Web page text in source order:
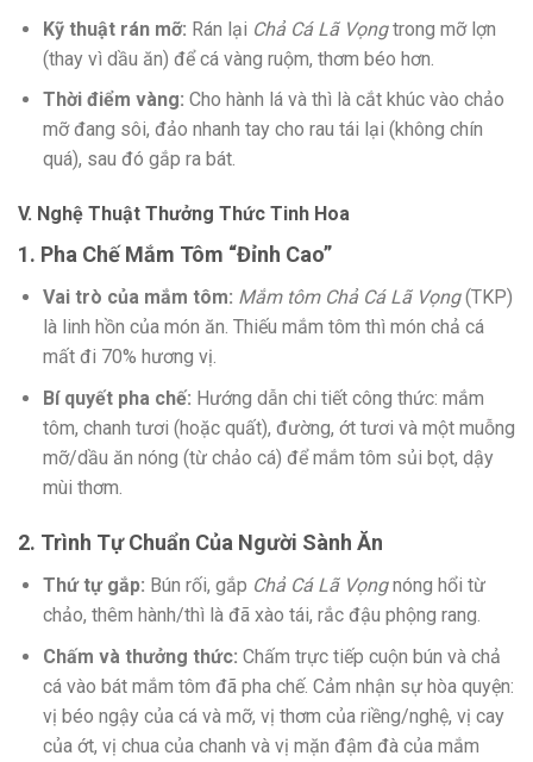
Kỹ thuật rán mỡ: Rán lại Chả Cá Lã Vọngtrong mỡ lợn
(thay vì dầu ăn) để cá vàng ruộm, thơm béo hơn.
Thời điểm vàng: Cho hành lá và thì là cắt khúc vào chảo
mỡ đang sôi, đảo nhanh tay cho rau tái lại (không chín
quá), sau đó gắp ra bát.
V. Nghệ Thuật Thưởng Thức Tinh Hoa
1. Pha Chế Mắm Tôm “Đỉnh Cao”
Vai trò của mắm tôm: Mắm tôm Chả Cá Lã Vọng(TKP)
là linh hồn của món ăn. Thiếu mắm tôm thì món chả cá
mất đi 70% hương vị.
Bí quyết pha chế: Hướng dẫn chi tiết công thức: mắm
tôm, chanh tươi (hoặc quất), đường, ớt tươi và một muỗng
mỡ/dầu ăn nóng (từ chảo cá) để mắm tôm sủi bọt, dậy
mùi thơm.
2. Trình Tự Chuẩn Của Người Sành Ăn
Thứ tự gắp: Bún rối, gắp Chả Cá Lã Vọngnóng hổi từ
chảo, thêm hành/thì là đã xào tái, rắc đậu phộng rang.
Chấm và thưởng thức: Chấm trực tiếp cuộn bún và chả
cá vào bát mắm tôm đã pha chế. Cảm nhận sự hòa quyện:
vị béo ngậy của cá và mỡ, vị thơm của riềng/nghệ, vị cay
của ớt, vị chua của chanh và vị mặn đậm đà của mắm